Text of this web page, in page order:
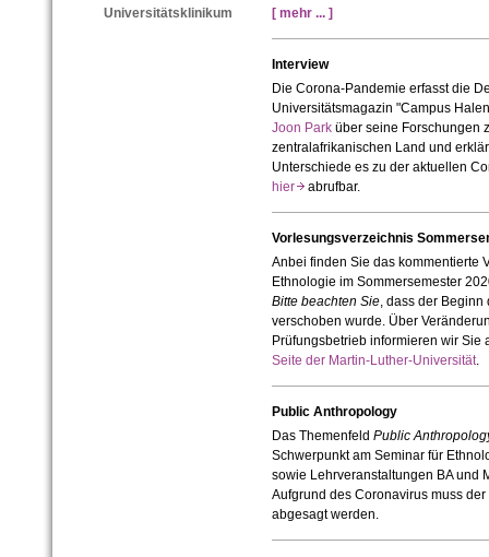
Universitätsklinikum
[ mehr ... ]
Interview
Die Corona-Pandemie erfasst die
Universitätsmagazin "Campus
Joon Parküber seine Forschungen
zentralafrikanischen Land und
Unterschiede es zu der aktuellen
hierabrufbar.
Vorlesungsverzeichnis
Anbei finden Sie das kommentierte
Ethnologie im Sommersemester
Bitte beachten Sie, dass der Beginn
verschoben wurde. Über
Prüfungsbetrieb informieren wir Sie
Seite der Martin-Luther-Universität.
Public Anthropology
Das Themenfeld Public
Schwerpunkt am Seminar für
sowie Lehrveranstaltungen BA und
Aufgrund des Coronavirus muss
abgesagt werden.